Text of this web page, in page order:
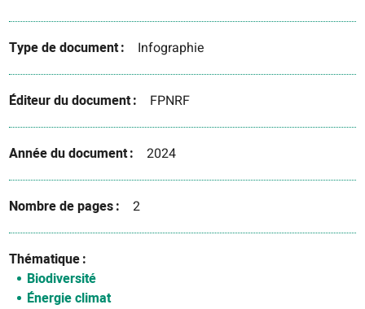
Type de document Infographie
Éditeur du document FPNRF
Année du document 2024
Nombre de pages 2
Thématique
Biodiversité
Énergie climat